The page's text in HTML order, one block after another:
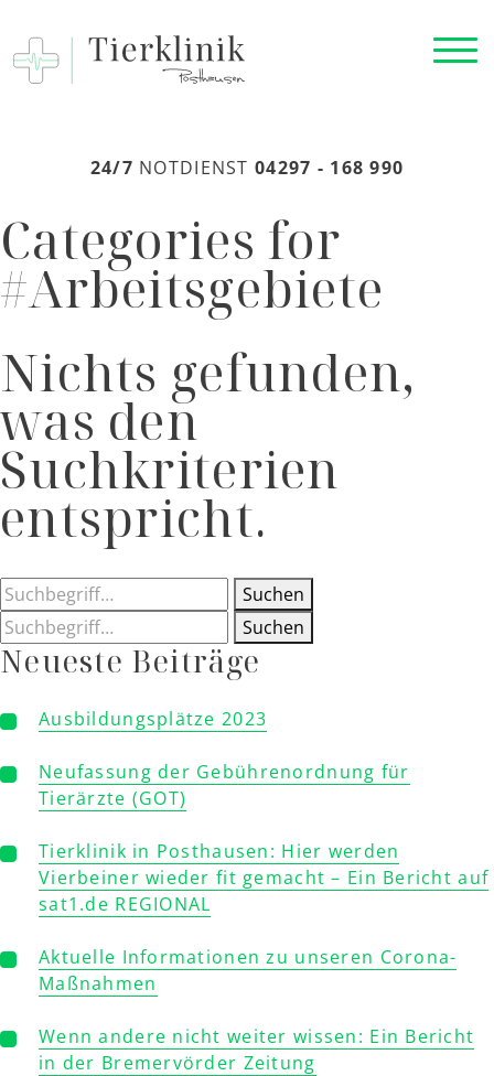
24/7 NOTDIENST 04297 - 168 990
Categories for
#Arbeitsgebiete
Nichts gefunden,
was den
Suchkriterien
entspricht.
Suchen
Suchen
Neueste Beiträge
Ausbildungsplätze 2023
Neufassung der Gebührenordnung für
Tierärzte (GOT)
Tierklinik in Posthausen: Hier werden
Vierbeiner wieder fit gemacht – Ein Bericht auf
sat1.de REGIONAL
Aktuelle Informationen zu unseren Corona-
Maßnahmen
Wenn andere nicht weiter wissen: Ein Bericht
in der Bremervörder Zeitung